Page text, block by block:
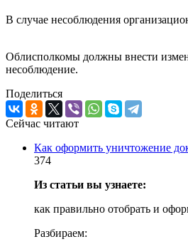
В случае несоблюдения
Облисполкомы должны внести
несоблюдение.
Поделиться
Сейчас читают
Как оформить уничтожение
374
Из статьи вы узнаете:
как правильно отобрать и
Разбираем: